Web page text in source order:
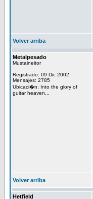
Volver arriba
Metalpesado
Mustaineitor
Registrado: 09 Dic 2002
Mensajes: 2785
Ubicaci�n: Into the glory of
guitar heaven...
Volver arriba
Hetfield